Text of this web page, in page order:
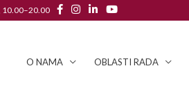
O NAMA OBLASTI RADA